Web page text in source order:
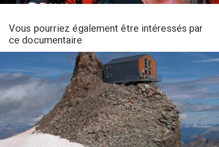
Vous pourriez également être intéressés par
ce documentaire